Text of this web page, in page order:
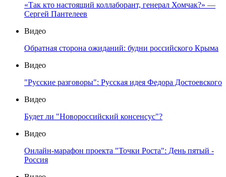
«Так кто настоящий коллаборант, генерал Хомчак?» —
Сергей Пантелеев
Видео
Обратная сторона ожиданий: будни российского Крыма
Видео
"Русские разговоры": Русская идея Федора Достоевского
Видео
Будет ли "Новороссийский консенсус"?
Видео
Онлайн-марафон проекта "Точки Роста": День пятый -
Россия